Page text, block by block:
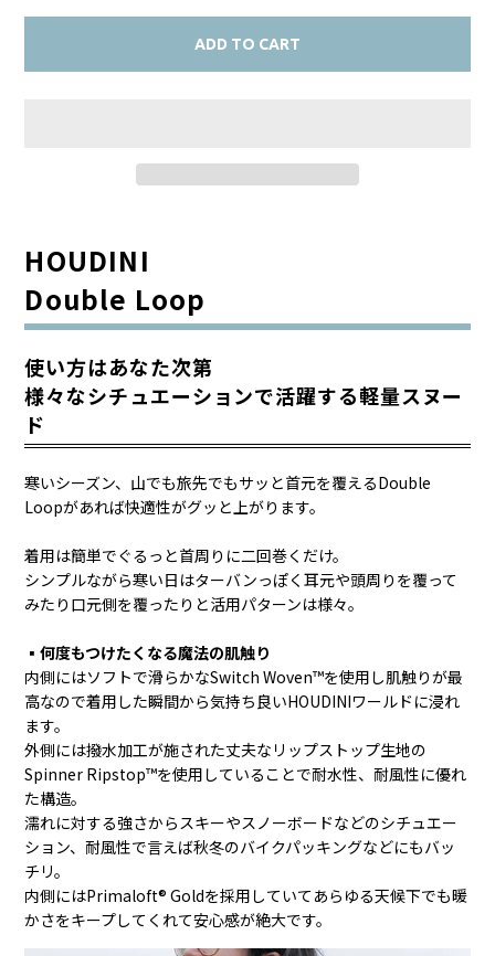
ADD TO CART
HOUDINI
Double Loop
使い方はあなた次第
様々なシチュエーションで活躍する軽量スヌー
ド
寒いシーズン、山でも旅先でもサッと首元を覆えるDouble
Loopがあれば快適性がグッと上がります。
着用は簡単でぐるっと首周りに二回巻くだけ。
シンプルながら寒い日はターバンっぽく耳元や頭周りを覆って
みたり口元側を覆ったりと活用パターンは様々。
▪️何度もつけたくなる魔法の肌触り
内側にはソフトで滑らかなSwitch Woven™を使用し肌触りが最
高なので着用した瞬間から気持ち良いHOUDINIワールドに浸れ
ます。
外側には撥水加工が施された丈夫なリップストップ生地の
Spinner Ripstop™を使用していることで耐水性、耐風性に優れ
た構造。
濡れに対する強さからスキーやスノーボードなどのシチュエー
ション、耐風性で言えば秋冬のバイクパッキングなどにもバッ
チリ。
内側にはPrimaloft® Goldを採用していてあらゆる天候下でも暖
かさをキープしてくれて安心感が絶大です。